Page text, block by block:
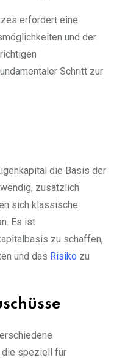
erfordert eine
und der
Schritt zur
die Basis der
zusätzlich
sich klassische
Es ist
zu schaffen,
und das Risiko zu
die speziell für